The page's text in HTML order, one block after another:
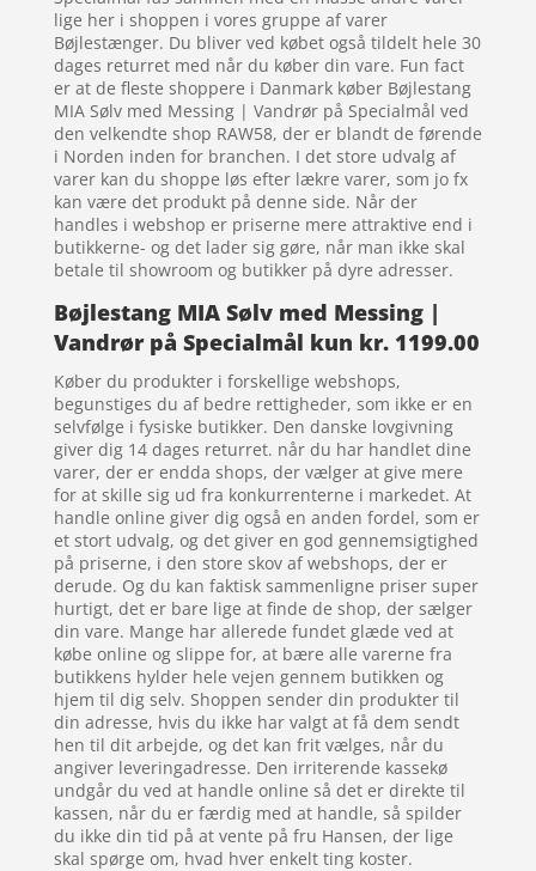
lige her i shoppen i vores gruppe af varer
Bøjlestænger. Du bliver ved købet også tildelt hele 30
dages returret med når du køber din vare. Fun fact
er at de fleste shoppere i Danmark køber Bøjlestang
MIA Sølv med Messing | Vandrør på Specialmål ved
den velkendte shop RAW58, der er blandt de førende
i Norden inden for branchen. I det store udvalg af
varer kan du shoppe løs efter lækre varer, som jo fx
kan være det produkt på denne side. Når der
handles i webshop er priserne mere attraktive end i
butikkerne- og det lader sig gøre, når man ikke skal
betale til showroom og butikker på dyre adresser.
Bøjlestang MIA Sølv med Messing |
Vandrør på Specialmål kun kr. 1199.00
Køber du produkter i forskellige webshops,
begunstiges du af bedre rettigheder, som ikke er en
selvfølge i fysiske butikker. Den danske lovgivning
giver dig 14 dages returret. når du har handlet dine
varer, der er endda shops, der vælger at give mere
for at skille sig ud fra konkurrenterne i markedet. At
handle online giver dig også en anden fordel, som er
et stort udvalg, og det giver en god gennemsigtighed
på priserne, i den store skov af webshops, der er
derude. Og du kan faktisk sammenligne priser super
hurtigt, det er bare lige at finde de shop, der sælger
din vare. Mange har allerede fundet glæde ved at
købe online og slippe for, at bære alle varerne fra
butikkens hylder hele vejen gennem butikken og
hjem til dig selv. Shoppen sender din produkter til
din adresse, hvis du ikke har valgt at få dem sendt
hen til dit arbejde, og det kan frit vælges, når du
angiver leveringadresse. Den irriterende kassekø
undgår du ved at handle online så det er direkte til
kassen, når du er færdig med at handle, så spilder
du ikke din tid på at vente på fru Hansen, der lige
skal spørge om, hvad hver enkelt ting koster.